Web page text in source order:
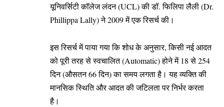
यूनिवर्सिटी कॉलेज लंदन (UCL) की डॉ. फिलिपा लैली (Dr.
Phillippa Lally) ने 2009 में एक रिसर्च की।
इस रिसर्च में पाया गया कि शोध के अनुसार, किसी नई आदत
को पूरी तरह से स्वचालित (Automatic) होने में 18 से 254
दिन (औसतन 66 दिन) का समय लगता है। यह व्यक्ति की
मानसिक स्थिति और आदत की जटिलता पर निर्भर करता
है।